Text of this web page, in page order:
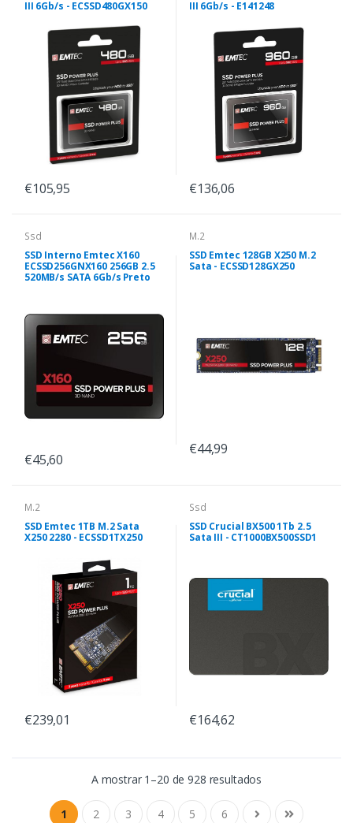
III 6Gb/s - ECSSD480GX150
€105,95
III 6Gb/s - E141248
€136,06
Ssd
SSD Interno Emtec X160
ECSSD256GNX160 256GB 2.5
520MB/s SATA 6Gb/s Preto
€45,60
M.2
SSD Emtec 128GB X250 M.2
Sata - ECSSD128GX250
€44,99
M.2
SSD Emtec 1TB M.2 Sata
X250 2280 - ECSSD1TX250
€239,01
Ssd
SSD Crucial BX500 1Tb 2.5
Sata III - CT1000BX500SSD1
€164,62
A mostrar 1–20 de 928 resultados
1 2 3 4 5 6